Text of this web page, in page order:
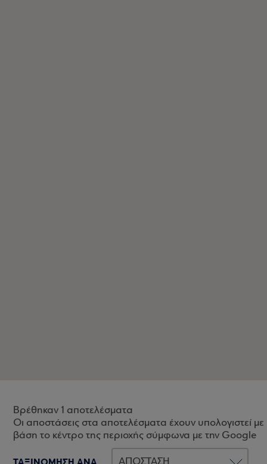
Βρέθηκαν 1 αποτελέσματα
Οι αποστάσεις στα αποτελέσματα έχουν υπολογιστεί με
βάση το κέντρο της περιοχής σύμφωνα με την Google